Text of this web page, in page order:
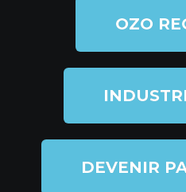
OZO
DEVENIR